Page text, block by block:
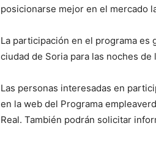
posicionarse mejor en el mercado
La participación en el programa es
ciudad de Soria para las noches
Las personas interesadas en
en la web del Programa
Real. También podrán solicitar